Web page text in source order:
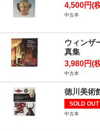
4,500円(
中古本
ウィンザ
真集
3,980円(
中古本
徳川美術
SOLD OUT
中古本